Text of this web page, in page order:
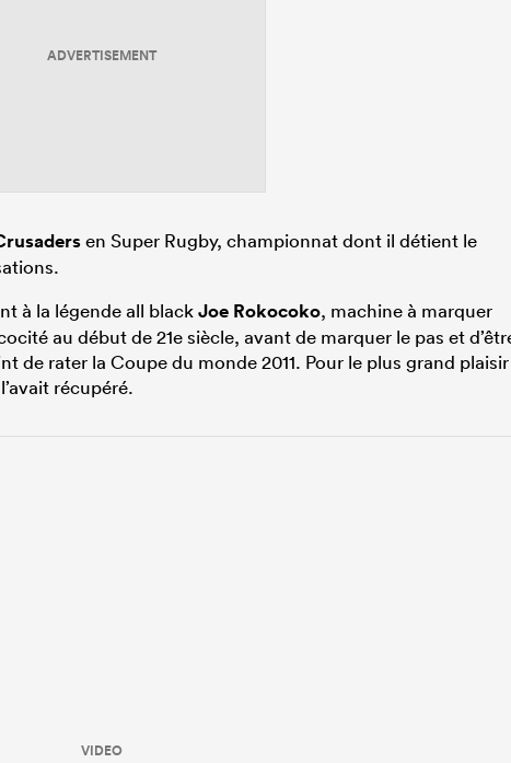
ADVERTISEMENT
en Super Rugby, championnat dont il détient le
à la légende all blackJoe Rokocoko, machine à marquer
au début de 21e siècle, avant de marquer le pas et
de rater la Coupe du monde 2011. Pour le plus grand plaisir
récupéré.
VIDEO